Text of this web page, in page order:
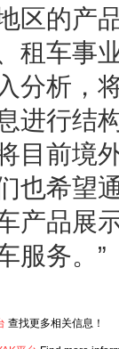
区的产
租车事
分析，
进行结
目前境
也希望
产品展
服务。”
查找更多相关信息！